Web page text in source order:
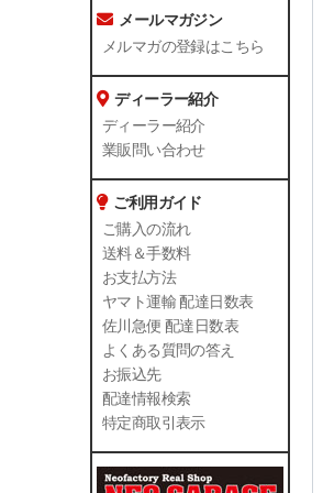
メールマガジン
メルマガの登録はこちら
ディーラー紹介
ディーラー紹介
業販問い合わせ
ご利用ガイド
ご購入の流れ
送料＆手数料
お支払方法
ヤマト運輸 配達日数表
佐川急便 配達日数表
よくある質問の答え
お振込先
配達情報検索
特定商取引表示